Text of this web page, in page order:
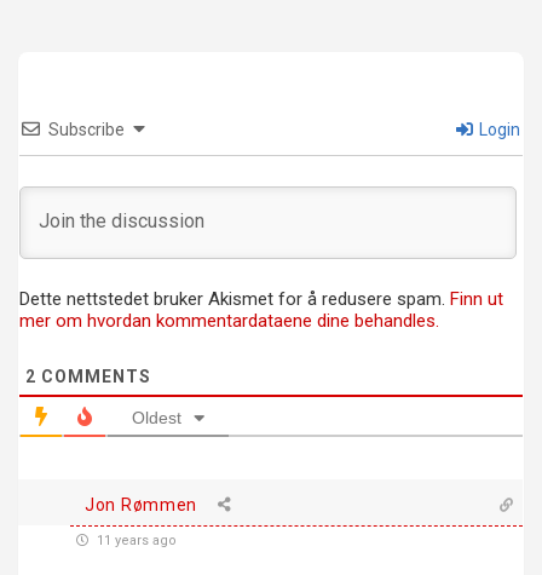
Subscribe Login
Dette nettstedet bruker Akismet for å redusere spam. Finn ut
mer om hvordan kommentardataene dine behandles.
2 COMMENTS
Oldest
Jon Rømmen
11 years ago